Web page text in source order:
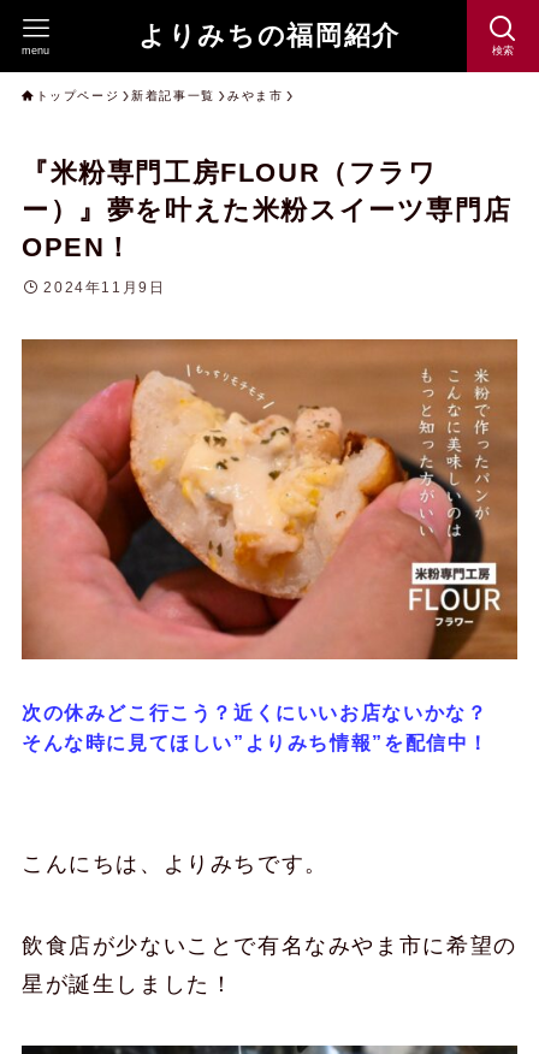
よりみちの福岡紹介 検索
menu
トップページ 新着記事一覧 みやま市
『米粉専門工房FLOUR（フラワ
ー）』夢を叶えた米粉スイーツ専門店
OPEN！
2024年11月9日
次の休みどこ行こう？近くにいいお店ないかな？
そんな時に見てほしい”よりみち情報”を配信中！
こんにちは、よりみちです。
飲食店が少ないことで有名なみやま市に希望の
星が誕生しました！